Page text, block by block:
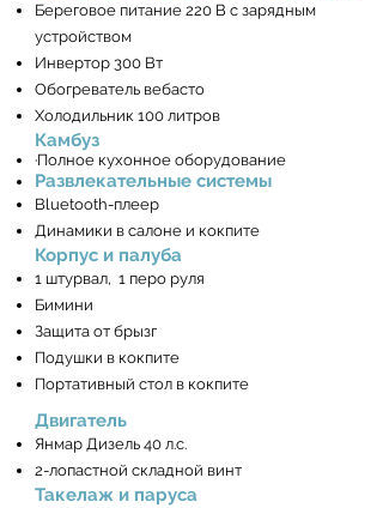
Береговое питание 220 В с зарядным
устройством
Инвертор 300 Вт
Обогреватель вебасто
Холодильник 100 литров
Камбуз
·Полное кухонное оборудование
Развлекательные системы
Bluetooth-плеер
Динамики в салоне и кокпите
Корпус и палуба
1 штурвал, 1 перо руля
Бимини
Защита от брызг
Подушки в кокпите
Портативный стол в кокпите
Двигатель
Янмар Дизель 40 л.с.
2-лопастной складной винт
Такелаж и паруса